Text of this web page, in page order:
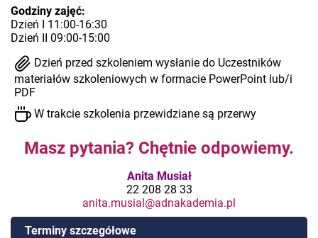
Godziny zajęć:
Dzień I 11:00-16:30
Dzień II 09:00-15:00
Dzień przed szkoleniem wysłanie do Uczestników
materiałów szkoleniowych w formacie PowerPoint lub/i
PDF
W trakcie szkolenia przewidziane są przerwy
Masz pytania? Chętnie odpowiemy.
Anita Musiał
22 208 28 33
anita.musial@adnakademia.pl
Terminy szczegółowe